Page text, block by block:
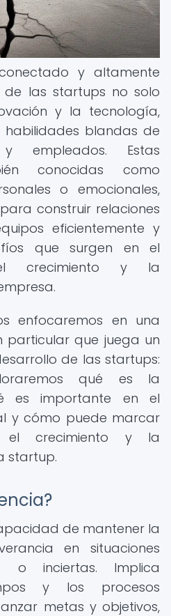
y altamente
de las startups no solo
y la tecnología,
blandas de
empleados. Estas
conocidas como
o emocionales,
construir relaciones
eficientemente y
que surgen en el
crecimiento y la
enfocaremos en una
que juega un
de las startups:
qué es la
es importante en el
y cómo puede marcar
crecimiento y la
startup.
de mantener la
en situaciones
o inciertas. Implica
y los procesos
metas y objetivos,